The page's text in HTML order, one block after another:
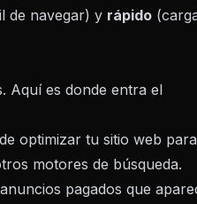
de navegar) y rápido
Aquí es donde entra el
optimizar tu sitio web para
motores de búsqueda.
pagados que